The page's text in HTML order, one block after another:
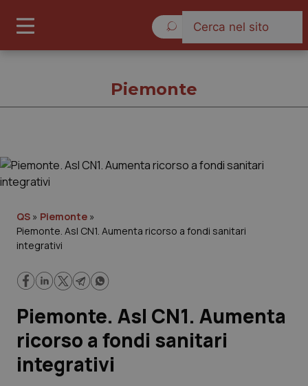
Governo e Parlamento
Regioni e Asl
Lavoro e Professioni
Scienza e Farmaci
Studi e Analisi
Piemonte
QS » Piemonte »
Piemonte. Asl CN1. Aumenta ricorso a fondi sanitari
integrativi
Piemonte. Asl CN1. Aumenta
ricorso a fondi sanitari
integrativi